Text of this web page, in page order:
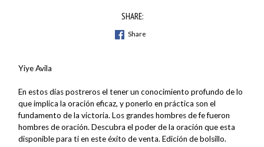
SHARE:
Share
Yiye Avila
En estos días postreros el tener un conocimiento profundo de lo
que implica la oración eficaz, y ponerlo en práctica son el
fundamento de la victoria. Los grandes hombres de fe fueron
hombres de oración. Descubra el poder de la oración que esta
disponible para ti en este éxito de venta. Edición de bolsillo.